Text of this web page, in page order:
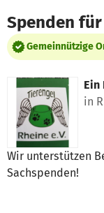
Spenden
Gemeinnützige
Ein
in
Wir unterstützen
Sachspenden!